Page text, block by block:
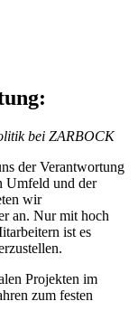
bei ZARBOCK
der Verantwortung
Umfeld und der
wir
an. Nur mit hoch
ist es
Projekten im
zum festen